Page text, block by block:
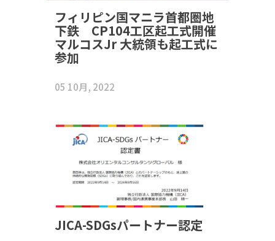
フィリピン国マニラ首都圏地
下鉄 CP104工区起工式開催
マルコスJr 大統領も起工式に
参加
05 10月, 2022
JICA-SDGsパートナー認定